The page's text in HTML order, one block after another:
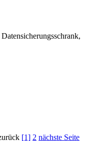
[1] 2 nächste Seite